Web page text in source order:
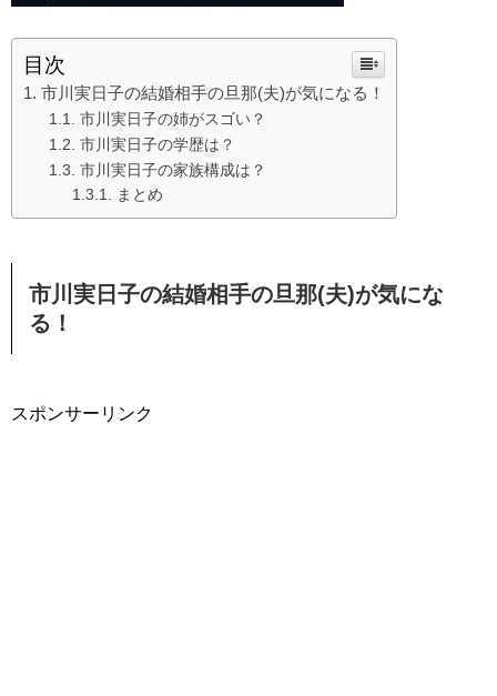
目次
市川実日子の結婚相手の旦那(夫)が気になる！
市川実日子の姉がスゴい？
市川実日子の学歴は？
市川実日子の家族構成は？
まとめ
市川実日子の結婚相手の旦那(夫)が気にな
る！
スポンサーリンク